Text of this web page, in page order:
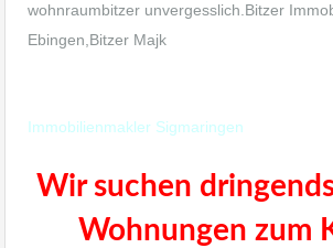
Immobilienmakler Sigmaringen
Wir suchen
Wohnungen zum